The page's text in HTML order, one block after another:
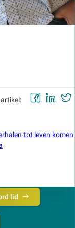
tot leven komen
lid